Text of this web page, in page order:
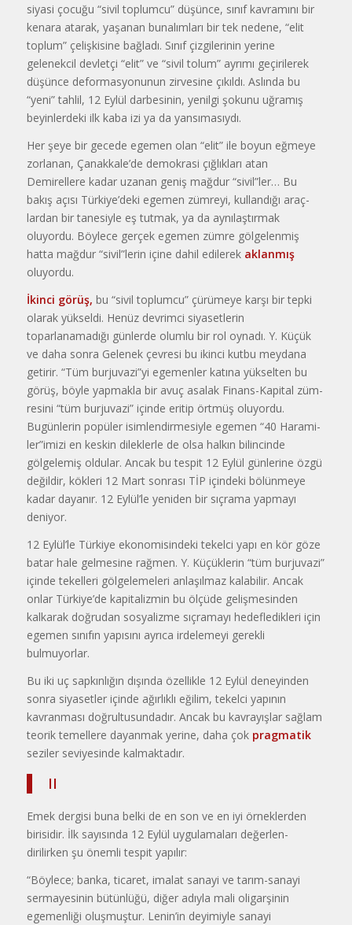
siyasi çocuğu “sivil toplumcu” düşünce, sınıf kavramını bir
kenara atarak, yaşanan bunalımları bir tek nede­ne, “elit
toplum” çelişkisine bağladı. Sı­nıf çizgilerinin yerine
gelenekcil devletçi “elit” ve “sivil tolum” ayrımı geçirilerek
düşünce deformasyonunun zirvesine çıkıldı. Aslında bu
“yeni” tahlil, 12 Ey­lül darbesinin, yenilgi şokunu uğramış
beyinlerdeki ilk kaba izi ya da yansımasıydı.
Her şeye bir gecede egemen olan “elit” ile boyun eğmeye
zorlanan, Ça­nakkale’de demokrasi çığlıkları atan
Demirellere kadar uzanan geniş mağ­dur “sivil”ler… Bu
bakış açısı Türkiye’deki egemen zümreyi, kullandığı araç­
lardan bir tanesiyle eş tutmak, ya da aynılaştırmak
oluyordu. Böylece ger­çek egemen zümre gölgelenmiş
hatta mağdur “sivil”lerin içine dahil edilerek aklanmış
oluyordu.
İkinci görüş, bu “sivil toplumcu” çü­rümeye karşı bir tepki
olarak yükseldi. Henüz devrimci siyasetlerin
toparlanamadığı günlerde olumlu bir rol oyna­dı. Y. Küçük
ve daha sonra Gelenek çevresi bu ikinci kutbu meydana
geti­rir. “Tüm burjuvazi”yi egemenler katı­na yükselten bu
görüş, böyle yapmak­la bir avuç asalak Finans-Kapital züm­
resini “tüm burjuvazi” içinde eritip ört­müş oluyordu.
Bugünlerin popüler isimlendirmesiyle egemen “40 Harami­
ler”imizi en keskin dileklerle de olsa halkın bilincinde
gölgelemiş oldular. Ancak bu tespit 12 Eylül günlerine öz­gü
değildir, kökleri 12 Mart sonrası TİP içindeki bölünmeye
kadar dayanır. 12 Eylül’le yeniden bir sıçrama yapmayı
deniyor.
12 Eylül’le Türkiye ekonomisindeki tekelci yapı en kör göze
batar hale gel­mesine rağmen. Y. Küçüklerin “tüm burjuvazi”
içinde tekelleri gölgelemeleri anlaşılmaz kalabilir. Ancak
onlar Türk­iye’de kapitalizmin bu ölçüde gelişme­sinden
kalkarak doğrudan sosyalizme sıçramayı hedefledikleri için
egemen sınıfın yapısını ayrıca irdelemeyi gerekli
bulmuyorlar.
Bu iki uç sapkınlığın dışında özellik­le 12 Eylül deneyinden
sonra siyaset­ler içinde ağırlıklı eğilim, tekelci yapı­nın
kavranması doğrultusundadır. An­cak bu kavrayışlar sağlam
teorik temellere dayanmak yerine, daha çok pragmatik
seziler seviyesinde kalmaktadır.
II
Emek dergisi buna belki de en son ve en iyi örneklerden
birisidir. İlk sayı­sında 12 Eylül uygulamaları değerlen­
dirilirken şu önemli tespit yapılır:
“Böylece; banka, ticaret, imalat sa­nayi ve tarım-sanayi
sermayesinin bü­tünlüğü, diğer adıyla mali oligarşinin
egemenliği oluşmuştur. Lenin’in deyi­miyle sanayi